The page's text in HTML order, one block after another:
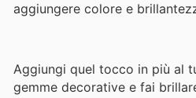
aggiungere colore e
Aggiungi quel tocco in più al
gemme decorative e fai